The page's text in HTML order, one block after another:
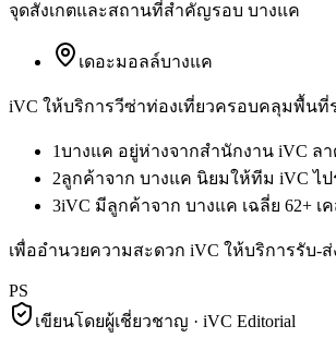
จุดสังเกตและสถานที่สำคัญรอบ บางแค
เดอะมอลล์บางแค
iVC ให้บริการวีซ่าท่องเที่ยวครอบคลุมพื้นที่ร
1บางแค อยู่ห่างจากสำนักงาน iVC ล
2ลูกค้าจาก บางแค นิยมให้ทีม iVC ไ
3iVC มีลูกค้าจาก บางแค เฉลี่ย 62+
เพื่ออำนวยความสะดวก iVC ให้บริการรับ-
PS
เขียนโดยผู้เชี่ยวชาญ · iVC Editorial